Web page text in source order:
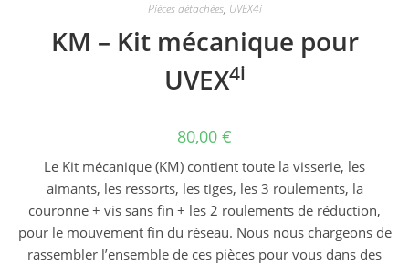
Pièces détachées, UVEX4i
KM – Kit mécanique pour
UVEX4i
80,00 €
Le Kit mécanique (KM) contient toute la visserie, les
aimants, les ressorts, les tiges, les 3 roulements, la
couronne + vis sans fin + les 2 roulements de réduction,
pour le mouvement fin du réseau. Nous nous chargeons de
rassembler l’ensemble de ces pièces pour vous dans des